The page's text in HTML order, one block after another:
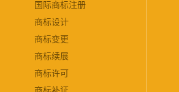
国际商标注册
商标设计
商标变更
商标续展
商标许可